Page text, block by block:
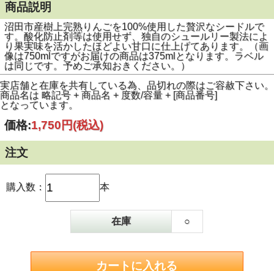
商品説明
沼田市産樹上完熟りんごを100%使用した贅沢なシードルで
す。酸化防止剤等は使用せず、独自のシュールリー製法によ
り果実味を活かしたほどよい甘口に仕上げてあります。（画
像は750mlですがお届けの商品は375mlとなります。ラベル
は同じです。予めご承知おきください。）
実店舗と在庫を共有している為、品切れの際はご容赦下さい。
商品名は 略記号 + 商品名 + 度数/容量 + [商品番号]
となっています。
価格:1,750円(税込)
注文
購入数： 本
在庫 ○